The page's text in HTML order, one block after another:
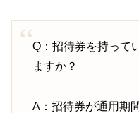
Q：招待券を持って
ますか？
A：招待券が通用期